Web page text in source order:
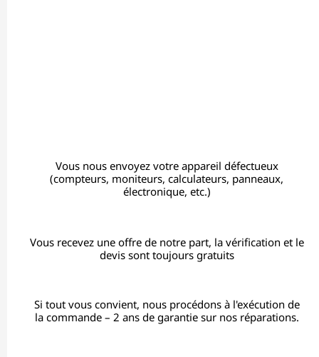
Vous nous envoyez votre appareil défectueux
(compteurs, moniteurs, calculateurs, panneaux,
électronique, etc.)
Vous recevez une offre de notre part, la vérification et le
devis sont toujours gratuits
Si tout vous convient, nous procédons à l'exécution de
la commande – 2 ans de garantie sur nos réparations.